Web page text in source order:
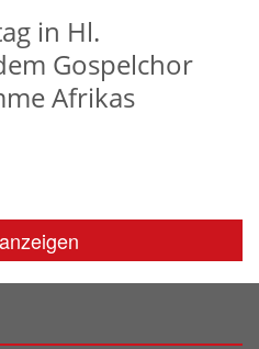
in Hl.
Gospelchor
Afrikas